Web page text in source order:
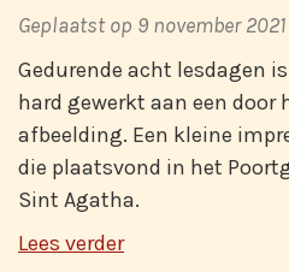
Geplaatst op 9 november 2021
Gedurende acht lesdagen
hard gewerkt aan een door
afbeelding. Een kleine
die plaatsvond in het
Sint Agatha.
Lees verder